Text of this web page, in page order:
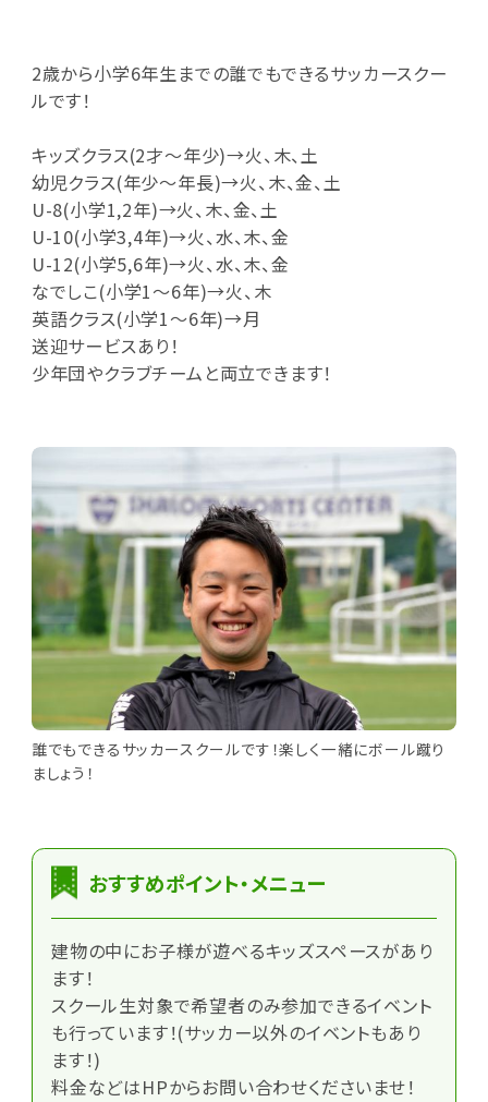
2歳から小学6年生までの誰でもできるサッカースクー
ルです！
キッズクラス(2才～年少)→火、木、土
幼児クラス(年少～年長)→火、木、金、土
U-8(小学1,2年)→火、木、金、土
U-10(小学3,4年)→火、水、木、金
U-12(小学5,6年)→火、水、木、金
なでしこ(小学1～6年)→火、木
英語クラス(小学1～6年)→月
送迎サービスあり！
少年団やクラブチームと両立できます！
誰でもできるサッカースクールです！楽しく一緒にボール蹴り
ましょう！
おすすめポイント・メニュー
建物の中にお子様が遊べるキッズスペースがあり
ます！
スクール生対象で希望者のみ参加できるイベント
も行っています！(サッカー以外のイベントもあり
ます！)
料金などはHPからお問い合わせくださいませ！